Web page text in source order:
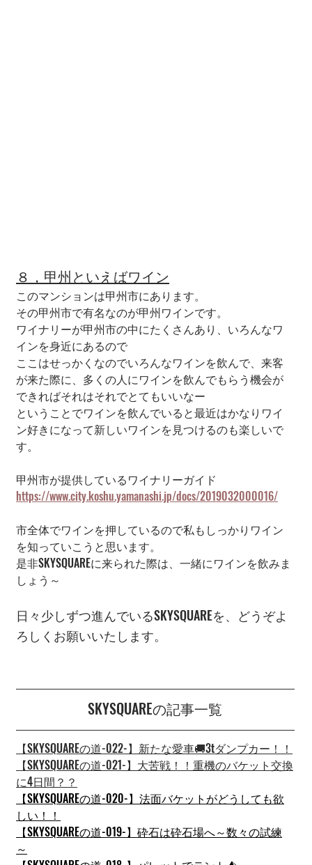
８，甲州といえばワイン
このマンションは甲州市にあります。
その甲州市で有名なのが甲州ワインです。
ワイナリーが甲州市の中にたくさんあり、いろんなワ
インを身近にあるので
ここはせっかくなのでいろんなワインを飲んで、来客
が来た際に、多くの人にワインを飲んでもらう機会が
できればそれはそれでとてもいいなー
ということでワインを飲んでいると最近はかなりワイ
ン好きになって新しいワインを見つけるのも楽しいで
す。
甲州市が提供しているワイナリーガイド
https://www.city.koshu.yamanashi.jp/docs/2019032000016/
市全体でワインを押しているので私もしっかりワイン
を知っていこうと思います。
是非SKYSQUAREに来られた際は、一緒にワインを飲みま
しょう～
日々少しずつ進んでいるSKYSQUAREを、どうぞよ
ろしくお願いいたします。
SKYSQUAREの記事一覧
【SKYSQUAREの道-022-】新たな愛車🚚3tダンプカー！！
【SKYSQUAREの道-021-】大苦戦！！重機のバケット交換
に4日間？？
【SKYSQUAREの道-020-】法面バケットがどうしても欲
しい！！
【SKYSQUAREの道-019-】砕石は砕石場へ～数々の試練
～